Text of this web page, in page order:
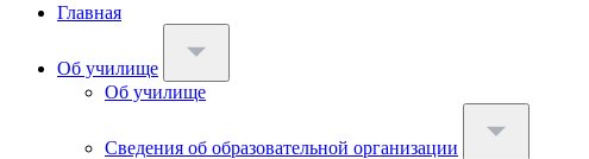
Главная
Об училище
Об училище
Сведения об образовательной организации